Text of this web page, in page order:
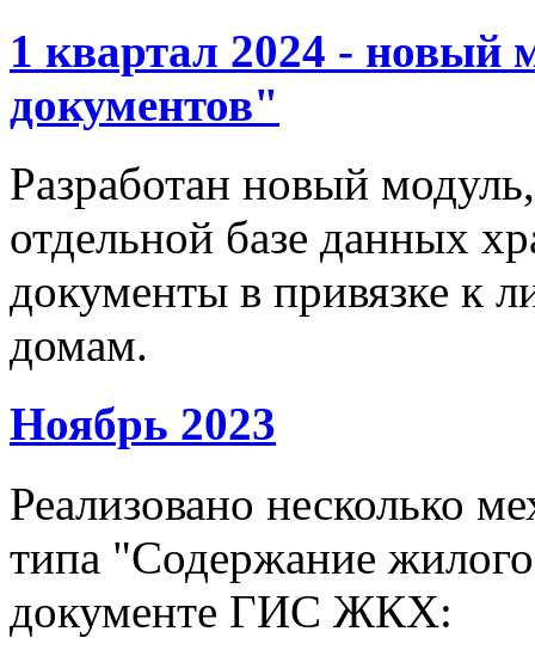
1 квартал 2024 -
документов"
Разработан новый
отдельной базе данных
документы в привязке к
домам.
Ноябрь 2023
Реализовано несколько
типа "Содержание
документе ГИС ЖКХ: